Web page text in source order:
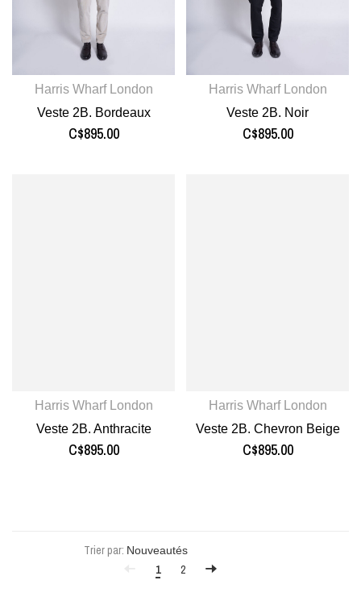
Harris Wharf London
Veste 2B. Bordeaux
C$895.00
Harris Wharf London
Veste 2B. Noir
C$895.00
Harris Wharf London
Veste 2B. Anthracite
C$895.00
Harris Wharf London
Veste 2B. Chevron Beige
C$895.00
Trier par:
1
2